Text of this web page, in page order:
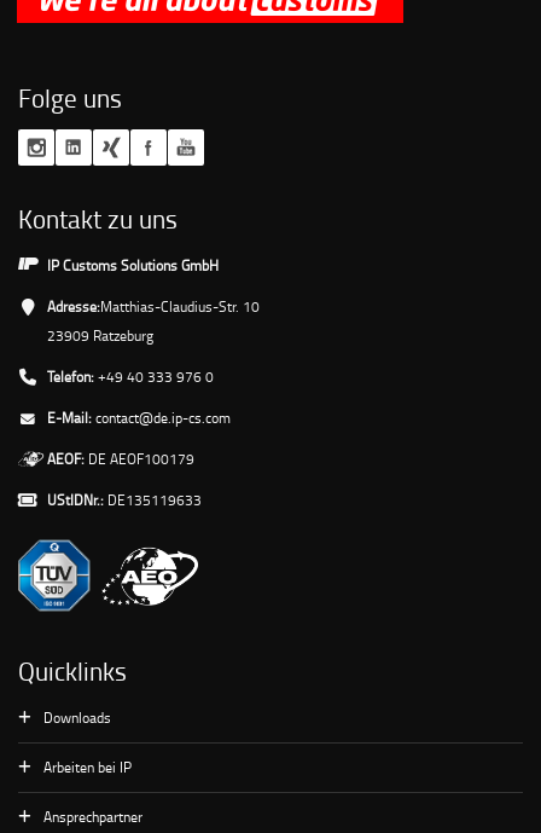
Folge uns
Kontakt zu uns
IP Customs Solutions GmbH
Adresse:Matthias-Claudius-Str. 10
23909 Ratzeburg
Telefon:+49 40 333 976 0
E-Mail:contact@de.ip-cs.com
AEOF: DE AEOF100179
UStIDNr.: DE135119633
Quicklinks
Downloads
Arbeiten bei IP
Ansprechpartner